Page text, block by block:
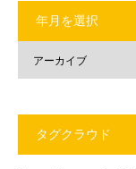
年月を選択
タグクラウド